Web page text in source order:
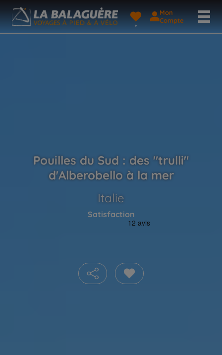
Mon
Compte
Pouilles du Sud : des "trulli"
d'Alberobello à la mer
Italie
Satisfaction